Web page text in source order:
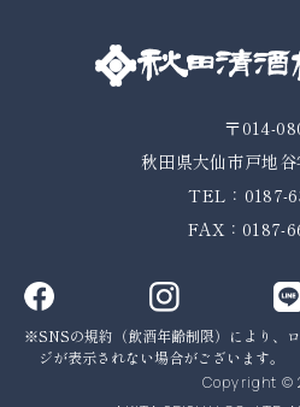
〒014-
秋田県大仙市戸地
TEL：0187-
FAX：0187-
SNSの規約（飲酒年齢制限）により、
ジが表示されない場合がございます。
Copyright ©